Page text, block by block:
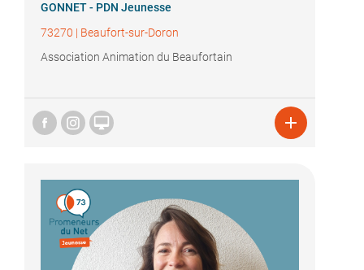
GONNET - PDN Jeunesse
73270 | Beaufort-sur-Doron
Association Animation du Beaufortain
 